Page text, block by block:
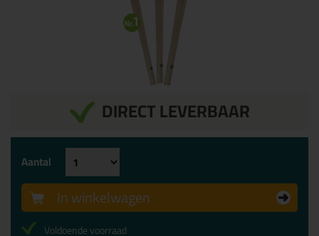
DIRECT LEVERBAAR
Aantal
In winkelwagen
Voldoende voorraad